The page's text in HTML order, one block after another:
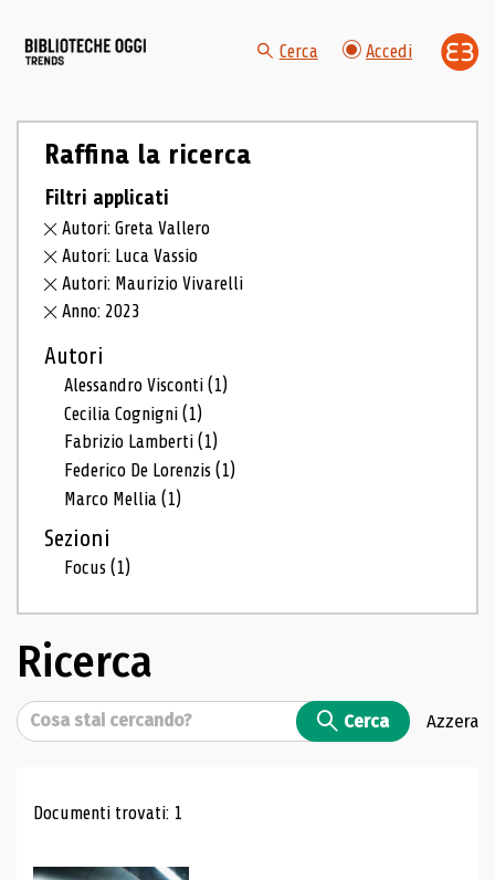
Cerca Accedi
Raffina la ricerca
Filtri applicati
Autori: Greta Vallero
Autori: Luca Vassio
Autori: Maurizio Vivarelli
Anno: 2023
Autori
Alessandro Visconti(1)
Cecilia Cognigni(1)
Fabrizio Lamberti(1)
Federico De Lorenzis(1)
Marco Mellia(1)
Sezioni
Focus(1)
Ricerca
Cerca Cerca Azzera
Risultati di ricerca
Documenti trovati: 1